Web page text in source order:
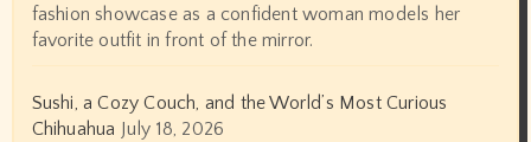
fashion showcase as a confident woman models her
favorite outfit in front of the mirror.
Sushi, a Cozy Couch, and the World’s Most Curious
Chihuahua July 18, 2026